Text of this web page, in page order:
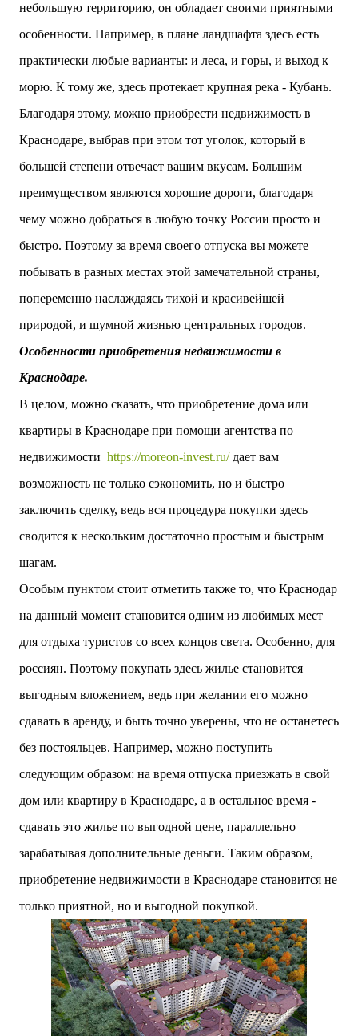
небольшую территорию, он обладает своими приятными
особенности. Например, в плане ландшафта здесь есть
практически любые варианты: и леса, и горы, и выход к
морю. К тому же, здесь протекает крупная река - Кубань.
Благодаря этому, можно приобрести недвижимость в
Краснодаре, выбрав при этом тот уголок, который в
большей степени отвечает вашим вкусам. Большим
преимуществом являются хорошие дороги, благодаря
чему можно добраться в любую точку России просто и
быстро. Поэтому за время своего отпуска вы можете
побывать в разных местах этой замечательной страны,
попеременно наслаждаясь тихой и красивейшей
природой, и шумной жизнью центральных городов.
Особенности приобретения недвижимости в
Краснодаре.
В целом, можно сказать, что приобретение дома или
квартиры в Краснодаре при помощи агентства по
недвижимости https://moreon-invest.ru/дает вам
возможность не только сэкономить, но и быстро
заключить сделку, ведь вся процедура покупки здесь
сводится к нескольким достаточно простым и быстрым
шагам.
Особым пунктом стоит отметить также то, что Краснодар
на данный момент становится одним из любимых мест
для отдыха туристов со всех концов света. Особенно, для
россиян. Поэтому покупать здесь жилье становится
выгодным вложением, ведь при желании его можно
сдавать в аренду, и быть точно уверены, что не останетесь
без постояльцев. Например, можно поступить
следующим образом: на время отпуска приезжать в свой
дом или квартиру в Краснодаре, а в остальное время -
сдавать это жилье по выгодной цене, параллельно
зарабатывая дополнительные деньги. Таким образом,
приобретение недвижимости в Краснодаре становится не
только приятной, но и выгодной покупкой.